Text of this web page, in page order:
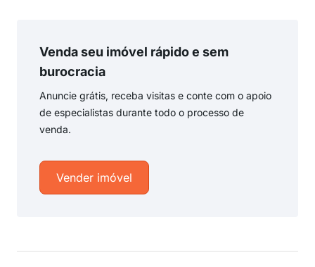
Venda seu imóvel rápido e sem
burocracia
Anuncie grátis, receba visitas e conte com o apoio
de especialistas durante todo o processo de
venda.
Vender imóvel